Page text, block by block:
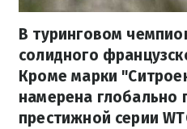
В туринговом
солидного
Кроме марки
намерена глобально
престижной серии